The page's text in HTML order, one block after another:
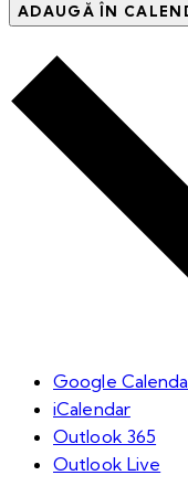
ADAUGĂ ÎN
Google
iCalendar
Outlook 365
Outlook Live